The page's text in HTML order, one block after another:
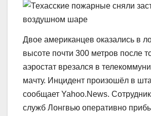
Двое американцев оказались в
высоте почти 300 метров после
аэростат врезался в
мачту. Инцидент произошёл в
сообщает Yahoo.News.
служб Лонгвью оперативно